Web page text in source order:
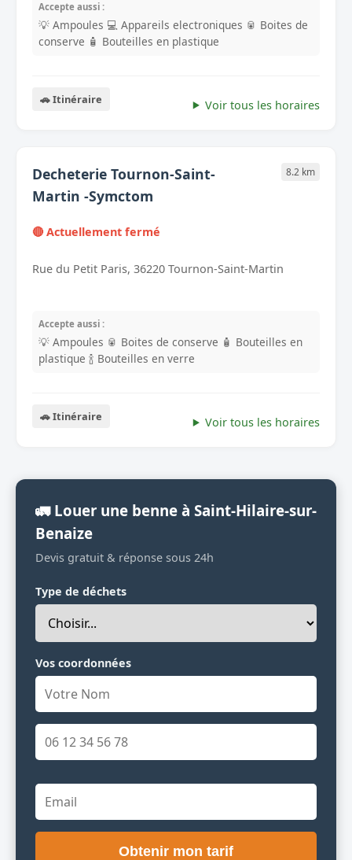
Accepte aussi :
💡 Ampoules 💻 Appareils electroniques 🥫 Boites de
conserve 🧴 Bouteilles en plastique
🚗 Itinéraire Voir tous les horaires
Decheterie Tournon-Saint-
Martin -Symctom
8.2 km
🔴 Actuellement fermé
Rue du Petit Paris, 36220 Tournon-Saint-Martin
Accepte aussi :
💡 Ampoules 🥫 Boites de conserve 🧴 Bouteilles en
plastique 🍾 Bouteilles en verre
🚗 Itinéraire Voir tous les horaires
🚛 Louer une benne à Saint-Hilaire-sur-
Benaize
Devis gratuit & réponse sous 24h
Type de déchets
Vos coordonnées
Obtenir mon tarif